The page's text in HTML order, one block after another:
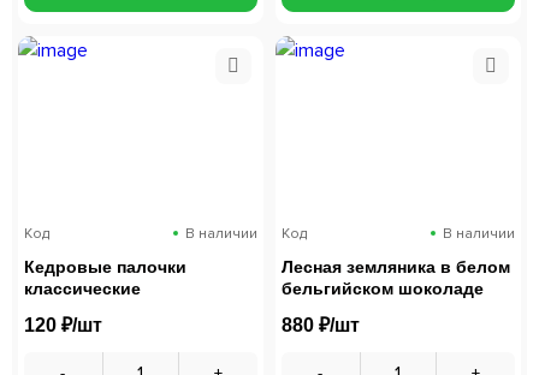
Код В наличии
Кедровые палочки
классические
120 ₽/шт
Код В наличии
Лесная земляника в белом
бельгийском шоколаде
880 ₽/шт